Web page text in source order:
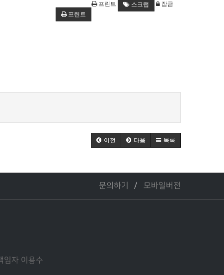
프린트 스크랩
잠금
프린트
이전 다음 목록
문의하기 모바일버전
자 이용수